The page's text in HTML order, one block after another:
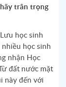
trân trọng
học sinh
học sinh
nhận Học
đất nước mặt
này đến với